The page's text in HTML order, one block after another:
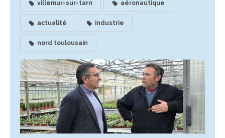
villemur-sur-tarn aéronautique
actualité industrie
nord toulousain